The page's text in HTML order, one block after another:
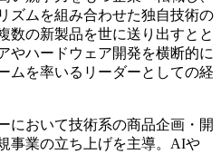
ズムを組み合わせた独自技術の
数の新製品を世に送り出すとと
やハードウェア開発を横断的に
ムを率いるリーダーとしての経
において技術系の商品企画・開
事業の立ち上げを主導。AIや